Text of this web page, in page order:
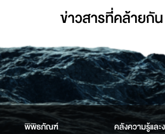
ข่าวสารที่่คล้ายกัน
พิพิธภัณฑ์ คลังความรู้และ